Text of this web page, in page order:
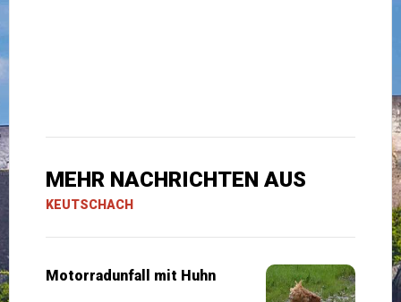
MEHR NACHRICHTEN AUS
KEUTSCHACH
Motorradunfall mit Huhn